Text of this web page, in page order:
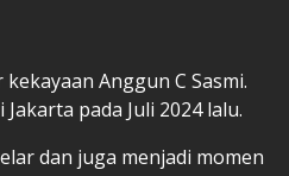
Anggun C Sasmi.
pada Juli 2024 lalu.
dan juga menjadi momen